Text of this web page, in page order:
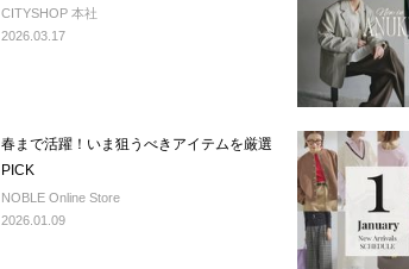
CITYSHOP 本社
2026.03.17
春まで活躍！いま狙うべきアイテムを厳選
PICK
NOBLE Online Store
2026.01.09